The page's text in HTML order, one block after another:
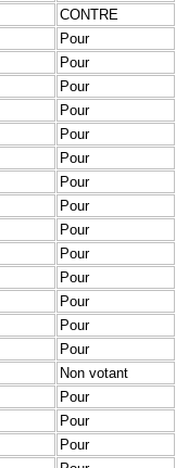
CONTRE
Pour
Pour
Pour
Pour
Pour
Pour
Pour
Pour
Pour
Pour
Pour
Pour
Pour
Pour
Non votant
Pour
Pour
Pour